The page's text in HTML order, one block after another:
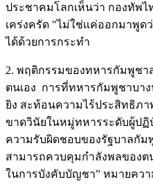
ประชาคมโลกเห็นว่า กองทัพ
เคร่งครัด "ไม่ใช่แค่ออกมาพู
ได้ด้วยการกระทำ
2. พฤติกรรมของทหารกัมพูช
ตนเอง การที่ทหารกัมพูชาบา
ยิง สะท้อนความไร้ประสิทธิภ
ขาดวินัยในหมู่ทหารระดับผู้ปฏิ
ความรับผิดชอบของรัฐบาลกั
สามารถควบคุมกำลังพลของต
ในการบังคับบัญชา” หมายคว